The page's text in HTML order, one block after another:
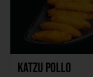
Katzu Pollo